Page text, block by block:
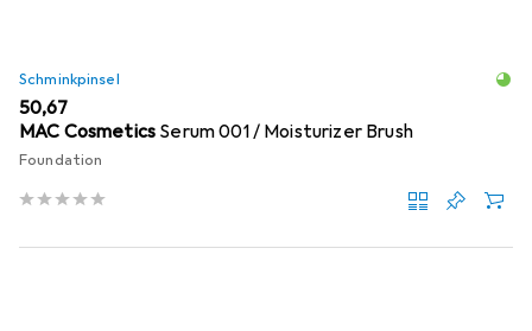
Schminkpinsel
EUR
50,67
MAC Cosmetics Serum 001 / Moisturizer Brush
Foundation